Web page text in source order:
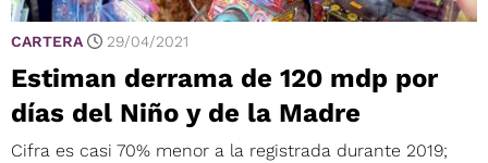
CARTERA 29/04/2021
Estiman derrama de 120 mdp por
días del Niño y de la Madre
Cifra es casi 70% menor a la registrada durante 2019;